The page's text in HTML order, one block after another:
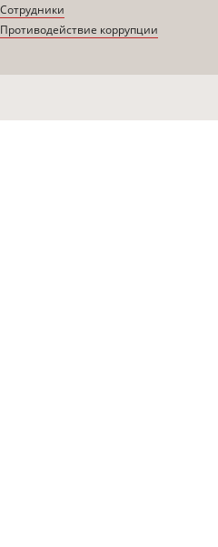
Сотрудники
Противодействие коррупции